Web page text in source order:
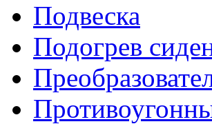
Подвеска
Подогрев